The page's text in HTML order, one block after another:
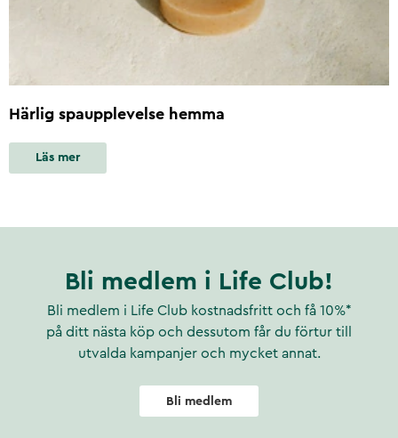
Härlig spaupplevelse hemma
Läs mer
Bli medlem i Life Club!
Bli medlem i Life Club kostnadsfritt och få 10%*
på ditt nästa köp och dessutom får du förtur till
utvalda kampanjer och mycket annat.
Bli medlem